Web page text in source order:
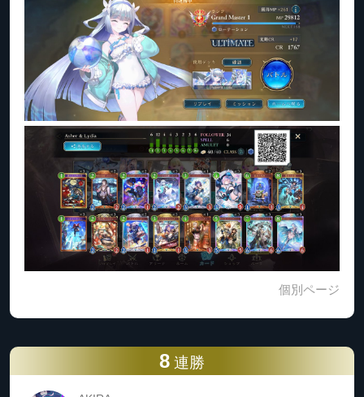
個別ページ
8 連勝